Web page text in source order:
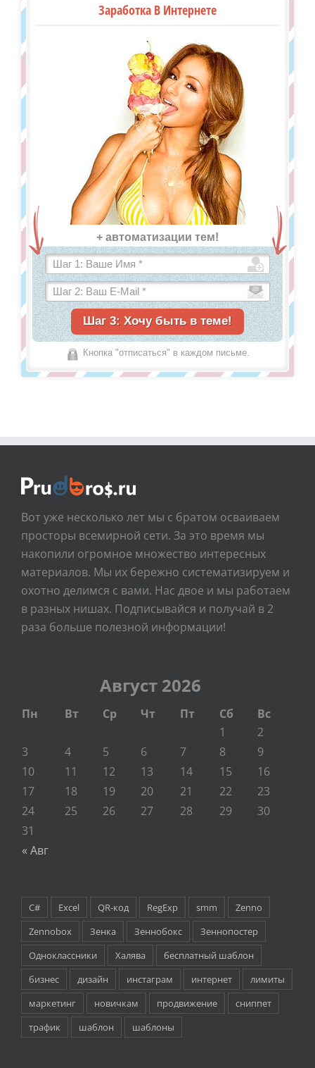
Заработка В Интернете
+ автоматизации тем!
Кнопка "отписаться" в каждом письме.
Вот уже несколько лет мы с братом осваиваем
просторы всемирной сети. За это время мы
накопили огромное множество интересных
материалов. Мы их бережно систематизируем и
охотно делимся с вами. Нас двое и мы работаем
в разных нишах. Подписывайся и получай в 2
раза больше полезной информации!
Август 2026
Пн Вт Ср Чт Пт Сб Вс
« Авг
1
2
3
4 5 6 7 8
9
10
11 12 13 14 15
16
17
18 19 20 21 22
23
24
25 26 27 28 29
30
31
C# Excel QR-код RegExp smm
Zenno
Zennobox
Зенка Зеннобокс
Зеннопостер
Одноклассники
Халява
бесплатный шаблон
бизнес
дизайн инстаграм интернет
лимиты
маркетинг
новичкам продвижение
сниппет
трафик
шаблон шаблоны